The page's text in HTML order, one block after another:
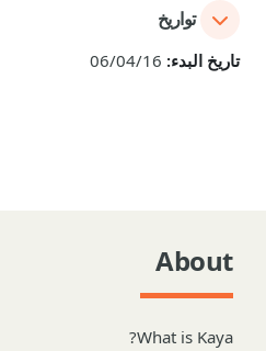
تواريخ
تاريخ البدء:
About
What is Kaya?